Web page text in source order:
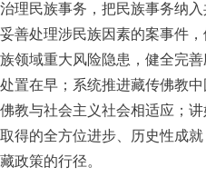
治理民族事务，把民族事务纳
妥善处理涉民族因素的案事件
族领域重大风险隐患，健全完
处置在早；系统推进藏传佛教
佛教与社会主义社会相适应；
取得的全方位进步、历史性成
藏政策的行径。